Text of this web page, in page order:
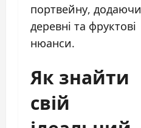
портвейну, додаючи
деревні та фруктові
нюанси.
Як знайти
свій